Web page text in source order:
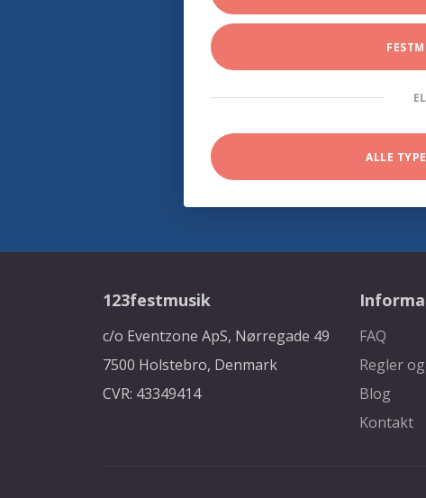
ALLE
123festmusik
c/o Eventzone ApS, Nørregade 49
7500 Holstebro, Denmark
CVR: 43349414
FAQ
Regler
Blog
Kontakt